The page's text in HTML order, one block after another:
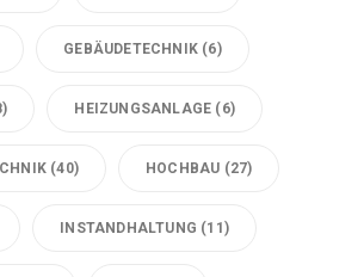
GEBÄUDETECHNIK (6)
HEIZUNGSANLAGE (6)
(40) HOCHBAU (27)
INSTANDHALTUNG (11)